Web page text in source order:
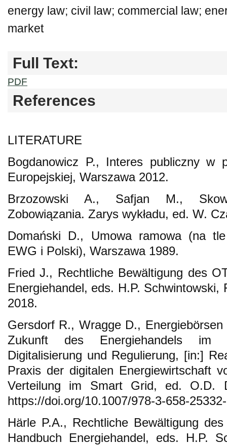
energy law; civil law; commercial law;
market
Full Text:
PDF
References
LITERATURE
Bogdanowicz P., Interes publiczny w
Europejskiej, Warszawa 2012.
Brzozowski A., Safjan M.,
Zobowiązania. Zarys wykładu, ed. W.
Domański D., Umowa ramowa (na
EWG i Polski), Warszawa 1989.
Fried J., Rechtliche Bewältigung des
Energiehandel, eds. H.P. Schwintowski,
2018.
Gersdorf R., Wragge D.,
Zukunft des Energiehandels im
Digitalisierung und Regulierung, [in:]
Praxis der digitalen Energiewirtschaft
Verteilung im Smart Grid, ed. O.D.
https://doi.org/10.1007/978-3-658-
Härle P.A., Rechtliche Bewältigung
Handbuch Energiehandel, eds. H.P.